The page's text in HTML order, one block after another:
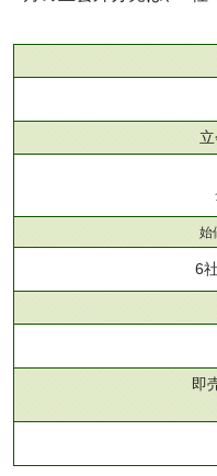
始
6社
即